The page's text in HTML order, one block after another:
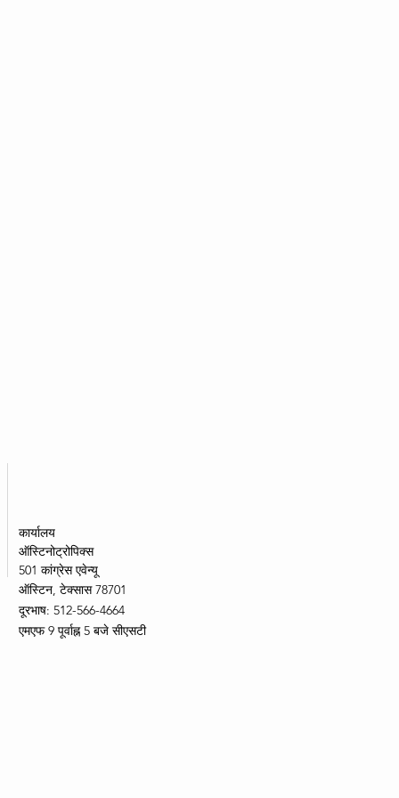
कार्यालय
ऑस्टिनोट्रोपिक्स
501 कांग्रेस एवेन्यू
ऑस्टिन, टेक्सास 78701
दूरभाष: 512-566-4664
एमएफ 9 पूर्वाह्न 5 बजे सीएसटी